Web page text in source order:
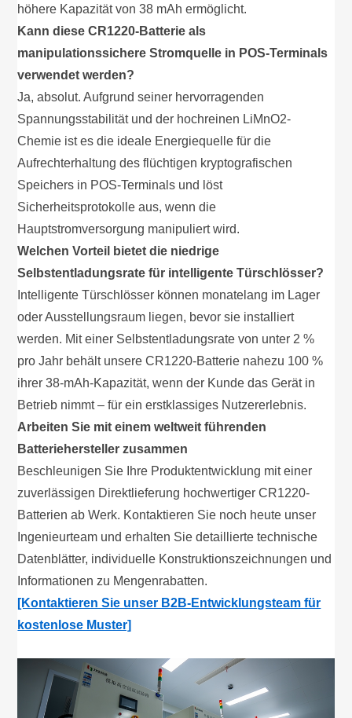
höhere Kapazität von 38 mAh ermöglicht.
Kann diese CR1220-Batterie als
manipulationssichere Stromquelle in POS-Terminals
verwendet werden?
Ja, absolut. Aufgrund seiner hervorragenden
Spannungsstabilität und der hochreinen LiMnO2-
Chemie ist es die ideale Energiequelle für die
Aufrechterhaltung des flüchtigen kryptografischen
Speichers in POS-Terminals und löst
Sicherheitsprotokolle aus, wenn die
Hauptstromversorgung manipuliert wird.
Welchen Vorteil bietet die niedrige
Selbstentladungsrate für intelligente Türschlösser?
Intelligente Türschlösser können monatelang im Lager
oder Ausstellungsraum liegen, bevor sie installiert
werden. Mit einer Selbstentladungsrate von unter 2 %
pro Jahr behält unsere CR1220-Batterie nahezu 100 %
ihrer 38-mAh-Kapazität, wenn der Kunde das Gerät in
Betrieb nimmt – für ein erstklassiges Nutzererlebnis.
Arbeiten Sie mit einem weltweit führenden
Batteriehersteller zusammen
Beschleunigen Sie Ihre Produktentwicklung mit einer
zuverlässigen Direktlieferung hochwertiger CR1220-
Batterien ab Werk. Kontaktieren Sie noch heute unser
Ingenieurteam und erhalten Sie detaillierte technische
Datenblätter, individuelle Konstruktionszeichnungen und
Informationen zu Mengenrabatten.
[Kontaktieren Sie unser B2B-Entwicklungsteam für
kostenlose Muster]